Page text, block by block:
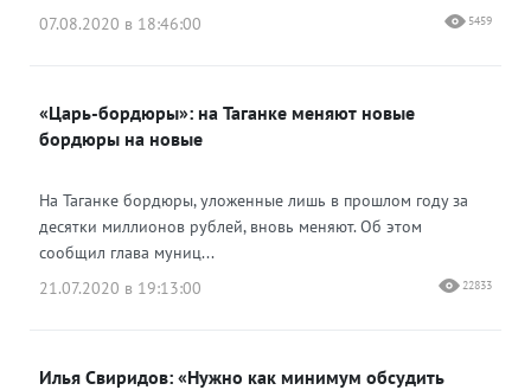
07.08.2020 в 18:46:00
5459
«Царь-бордюры»: на Таганке меняют новые
бордюры на новые
На Таганке бордюры, уложенные лишь в прошлом году за
десятки миллионов рублей, вновь меняют. Об этом
сообщил глава муниц...
21.07.2020 в 19:13:00
22833
Илья Свиридов: «Нужно как минимум обсудить